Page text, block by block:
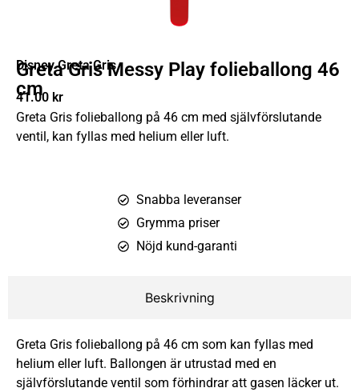
Disney Greta Gris
Greta Gris Messy Play folieballong 46
cm
41.00 kr
Greta Gris folieballong på 46 cm med självförslutande
ventil, kan fyllas med helium eller luft.
Snabba leveranser
Grymma priser
Nöjd kund-garanti
Beskrivning
Greta Gris folieballong på 46 cm som kan fyllas med
helium eller luft. Ballongen är utrustad med en
självförslutande ventil som förhindrar att gasen läcker ut.